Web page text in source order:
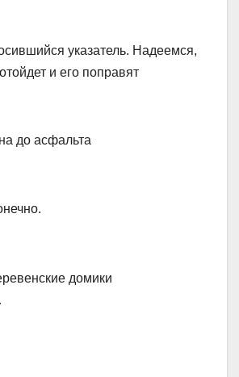
указатель. Надеемся,
и его поправят
до асфальта
домики